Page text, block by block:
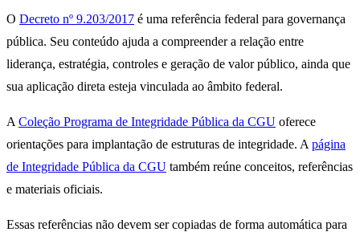
O Decreto nº 9.203/2017 é uma referência federal para governança
pública. Seu conteúdo ajuda a compreender a relação entre
liderança, estratégia, controles e geração de valor público, ainda que
sua aplicação direta esteja vinculada ao âmbito federal.
A Coleção Programa de Integridade Pública da CGU oferece
orientações para implantação de estruturas de integridade. A página
de Integridade Pública da CGU também reúne conceitos, referências
e materiais oficiais.
Essas referências não devem ser copiadas de forma automática para